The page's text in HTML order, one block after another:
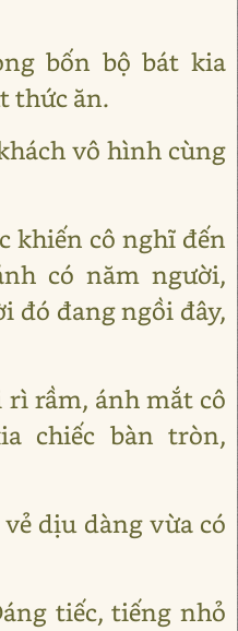
bốn bộ bát kia
thức ăn.
vô hình cùng
khiến cô nghĩ đến
có năm người,
đó đang ngồi đây,
rầm, ánh mắt cô
chiếc bàn tròn,
dịu dàng vừa có
tiếc, tiếng nhỏ